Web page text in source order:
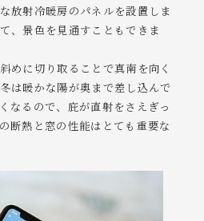
放射冷暖房のパネルを設置しま
、景色を見通すこともできま
めに切り取ることで真南を向く
は暖かな陽が奥まで差し込んで
なるので、庇が直射をさえぎっ
断熱と窓の性能はとても重要な